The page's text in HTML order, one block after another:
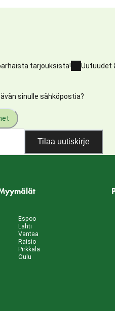
tarjouksista! Uutuudet
sinulle sähköpostia?
Tilaa uutiskirje
Espoo
Lahti
Vantaa
Raisio
Pirkkala
Oulu